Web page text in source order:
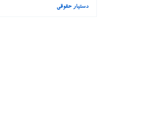
دستیار حقوقی